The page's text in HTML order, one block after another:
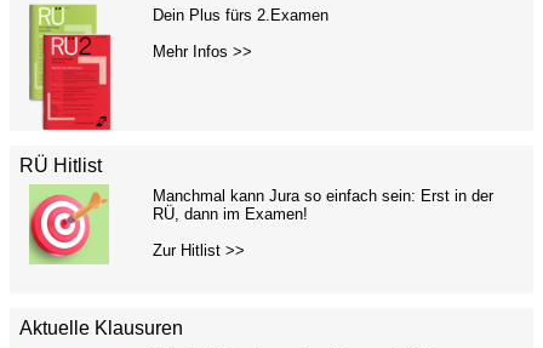
Dein Plus fürs 2.Examen
Mehr Infos >>
RÜ Hitlist
Manchmal kann Jura so einfach sein: Erst in der
RÜ, dann im Examen!
Zur Hitlist >>
Aktuelle Klausuren